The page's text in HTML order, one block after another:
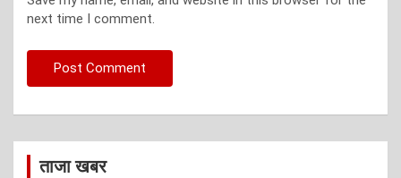
next time I comment.
ताजा खबर